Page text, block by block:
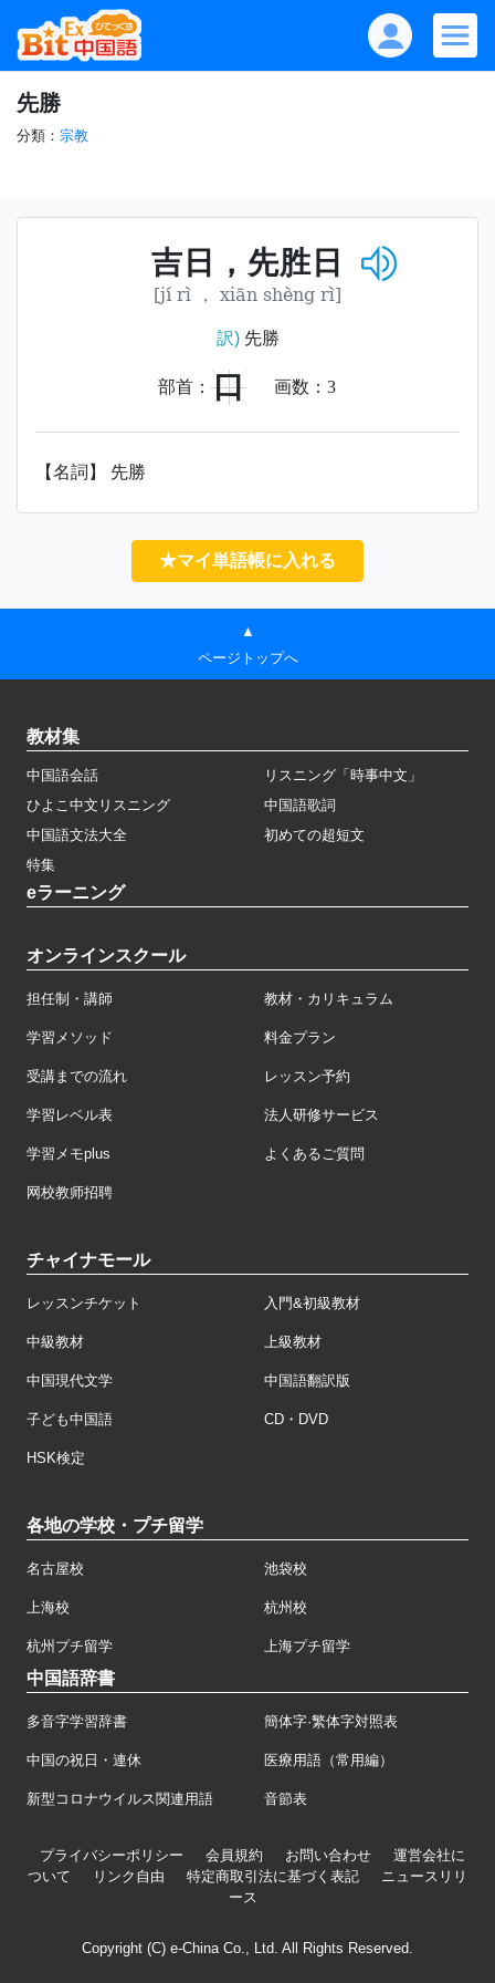
先勝
分類： 宗教
吉日，先胜日
[jí rì ， xiān shèng rì]
訳)先勝
部首： 口 画数： 3
【名詞】 先勝
★マイ単語帳に入れる
▲
ページトップへ
教材集
中国語会話
リスニング「時事中文」
ひよこ中文リスニング
中国語歌詞
中国語文法大全
初めての超短文
特集
eラーニング
オンラインスクール
担任制・講師 教材・カリキュラム
学習メソッド 料金プラン
受講までの流れ レッスン予約
学習レベル表 法人研修サービス
学習メモplus よくあるご質問
网校教师招聘
チャイナモール
レッスンチケット 入門&初級教材
中級教材 上級教材
中国現代文学 中国語翻訳版
子ども中国語 CD・DVD
HSK検定
各地の学校・プチ留学
名古屋校 池袋校
上海校 杭州校
杭州プチ留学 上海プチ留学
中国語辞書
多音字学習辞書 簡体字·繁体字対照表
中国の祝日・連休 医療用語（常用編）
新型コロナウイルス関連用語 音節表
プライバシーポリシー 会員規約 お問い合わせ
運営会社に
ついて
リンク自由 特定商取引法に基づく表記
ニュースリリ
ース
Copyright (C) e-China Co., Ltd. All Rights Reserved.